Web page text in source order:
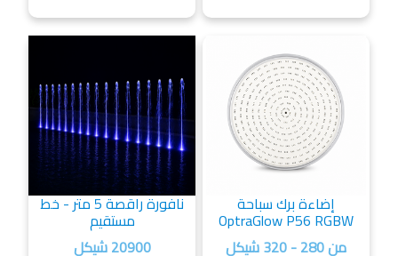
إضاءة برك سباحة
OptraGlow P56
نافورة راقصة 5 متر - خط
مستقيم